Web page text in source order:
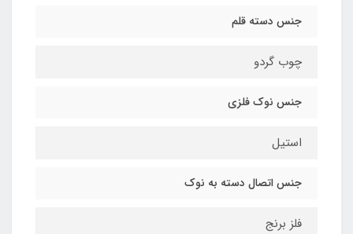
جنس دسته قلم
چوب گردو
جنس نوک فلزی
استیل
جنس اتصال دسته به نوک
فلز برنج